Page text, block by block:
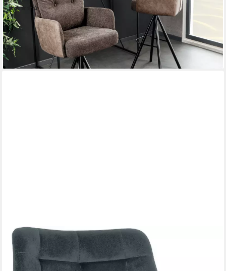
(2)
129,95 € UVP199,95 €
-35%
lieferbar - in 3-4 Werktagen bei dir
Barhocker Weston (1er), 180° schwenkbar, mit Rückenlehne
84,90 €
UVP112,90 €